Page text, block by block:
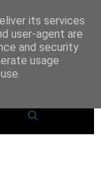
its services
user-agent are
and security
usage